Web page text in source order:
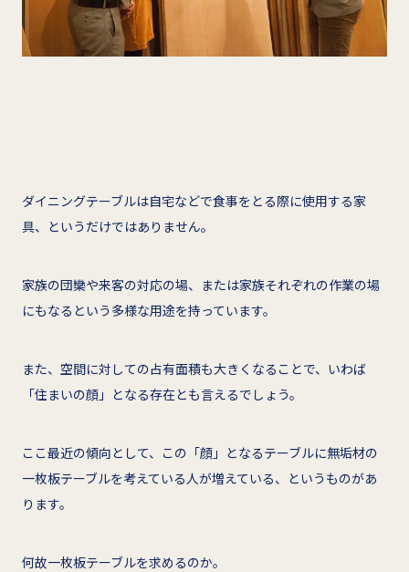
ダイニングテーブルは自宅などで食事をとる際に使用する家
具、というだけではありません。
家族の団欒や来客の対応の場、または家族それぞれの作業の場
にもなるという多様な用途を持っています。
また、空間に対しての占有面積も大きくなることで、いわば
「住まいの顔」となる存在とも言えるでしょう。
ここ最近の傾向として、この「顔」となるテーブルに無垢材の
一枚板テーブルを考えている人が増えている、というものがあ
ります。
何故一枚板テーブルを求めるのか。